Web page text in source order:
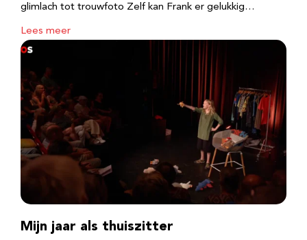
glimlach tot trouwfoto Zelf kan Frank er gelukkig…
Lees meer
Mijn jaar als thuiszitter